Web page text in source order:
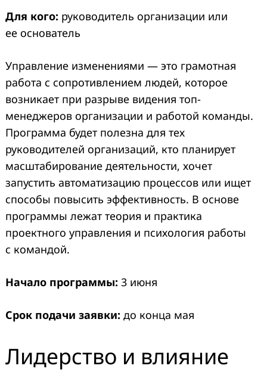
Для кого: руководитель организации или
ее основатель
Управление изменениями — это грамотная
работа с сопротивлением людей, которое
возникает при разрыве видения топ-
менеджеров организации и работой команды.
Программа будет полезна для тех
руководителей организаций, кто планирует
масштабирование деятельности, хочет
запустить автоматизацию процессов или ищет
способы повысить эффективность. В основе
программы лежат теория и практика
проектного управления и психология работы
с командой.
Начало программы: 3 июня
Срок подачи заявки: до конца мая
Лидерство и влияние